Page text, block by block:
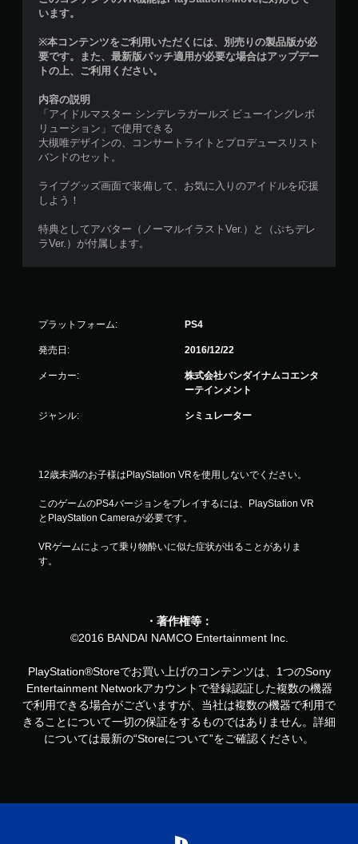
います。
※本コンテンツをご利用いただくには、別売りの製品版が必
要です。また、最新版パッチ適用が必要な場合はアップデー
トの上、ご利用ください。
内容の説明
「アイドルマスター シンデレラガールズ ビューイングレボ
リューション」で使用できる
大槻唯デザインの、コンサートライトとプロデュースリスト
バンドのセット。
ライブグッズ画面で装備して、お気に入りのアイドルを応援
しよう！
特典としてアバター（ノーマルイラストVer.）と（ぷちデレ
ラVer.）が付属します。
プラットフォーム: PS4
発売日: 2016/12/22
メーカー:
株式会社バンダイナムコエンタ
ーテインメント
ジャンル: シミュレーター
12歳未満のお子様はPlayStation VRを使用しないでください。
このゲームのPS4バージョンをプレイするには、PlayStation VR
とPlayStation Cameraが必要です。
VRゲームによって乗り物酔いに似た症状が出ることがありま
す。
・著作権等：
©2016 BANDAI NAMCO Entertainment Inc.
PlayStation®Storeでお買い上げのコンテンツは、1つのSony
Entertainment Networkアカウントで登録認証した複数の機器
で利用できる場合がございますが、当社は複数の機器で利用で
きることについて一切の保証をするものではありません。詳細
については最新の“Storeについて”をご確認ください。